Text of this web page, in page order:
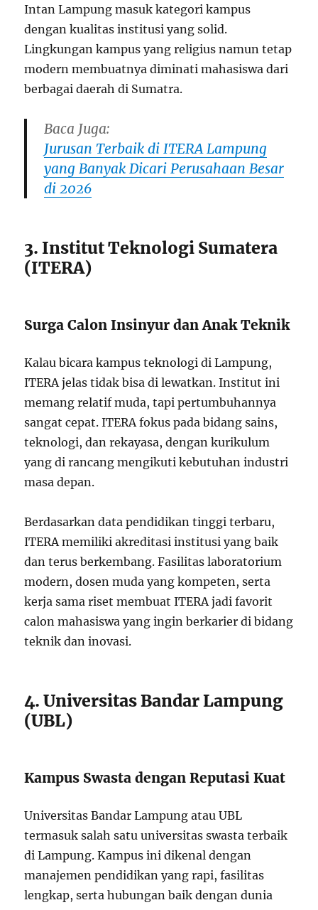
Intan Lampung masuk kategori kampus
dengan kualitas institusi yang solid.
Lingkungan kampus yang religius namun tetap
modern membuatnya diminati mahasiswa dari
berbagai daerah di Sumatra.
Baca Juga:
Jurusan Terbaik di ITERA Lampung
yang Banyak Dicari Perusahaan Besar
di 2026
3. Institut Teknologi Sumatera
(ITERA)
Surga Calon Insinyur dan Anak Teknik
Kalau bicara kampus teknologi di Lampung,
ITERA jelas tidak bisa di lewatkan. Institut ini
memang relatif muda, tapi pertumbuhannya
sangat cepat. ITERA fokus pada bidang sains,
teknologi, dan rekayasa, dengan kurikulum
yang di rancang mengikuti kebutuhan industri
masa depan.
Berdasarkan data pendidikan tinggi terbaru,
ITERA memiliki akreditasi institusi yang baik
dan terus berkembang. Fasilitas laboratorium
modern, dosen muda yang kompeten, serta
kerja sama riset membuat ITERA jadi favorit
calon mahasiswa yang ingin berkarier di bidang
teknik dan inovasi.
4. Universitas Bandar Lampung
(UBL)
Kampus Swasta dengan Reputasi Kuat
Universitas Bandar Lampung atau UBL
termasuk salah satu universitas swasta terbaik
di Lampung. Kampus ini dikenal dengan
manajemen pendidikan yang rapi, fasilitas
lengkap, serta hubungan baik dengan dunia